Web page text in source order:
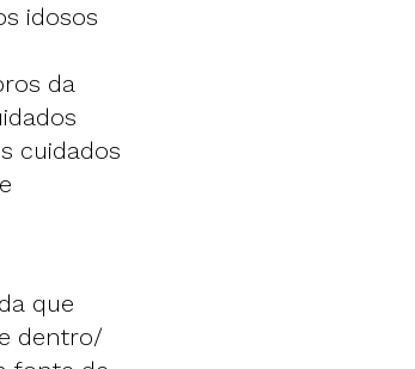
idosos
da
cuidados
que
dentro/